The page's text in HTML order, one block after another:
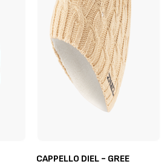
CAPPELLO DIEL - GREE